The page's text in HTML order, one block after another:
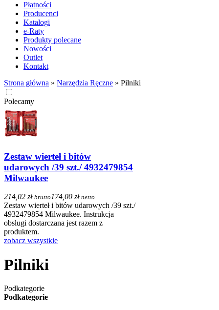
Płatności
Producenci
Katalogi
e-Raty
Produkty polecane
Nowości
Outlet
Kontakt
Strona główna » Narzędzia Ręczne » Pilniki
Polecamy
Zestaw wierteł i bitów
udarowych /39 szt./ 4932479854
Milwaukee
214,02 zł brutto174,00 zł netto
Zestaw wierteł i bitów udarowych /39 szt./
4932479854 Milwaukee. Instrukcja
obsługi dostarczana jest razem z
produktem.
zobacz wszystkie
Pilniki
Podkategorie
Podkategorie